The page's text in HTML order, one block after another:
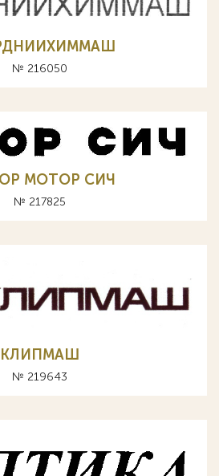
№ 216050
МОТОР СИЧ
№ 217825
КЛИПМАШ
№ 219643